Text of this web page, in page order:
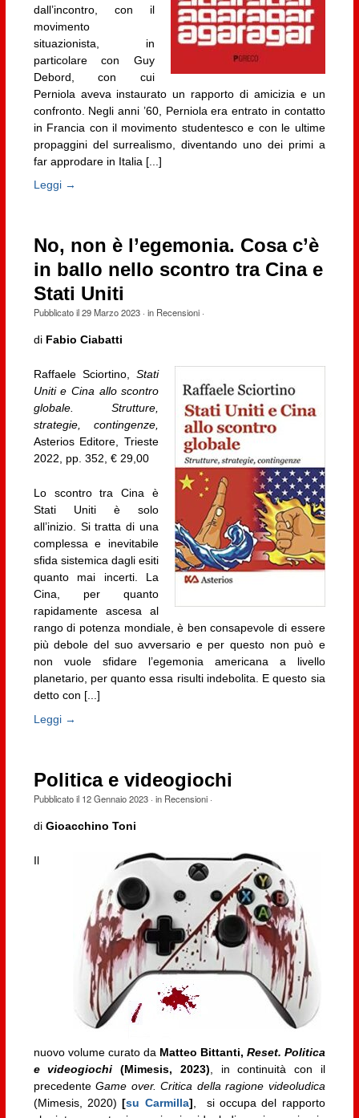
dall’incontro, con il
movimento
situazionista, in
particolare con Guy
Debord, con cui
Perniola aveva instaurato un rapporto di amicizia e un
confronto. Negli anni ’60, Perniola era entrato in contatto
in Francia con il movimento studentesco e con le ultime
propaggini del surrealismo, diventando uno dei primi a
far approdare in Italia [...]
Leggi →
No, non è l’egemonia. Cosa c’è
in ballo nello scontro tra Cina e
Stati Uniti
Pubblicato il29 Marzo 2023· in Recensioni·
di Fabio Ciabatti
Raffaele Sciortino,Stati
Uniti e Cina allo scontro
globale. Strutture,
strategie, contingenze,
Asterios Editore, Trieste
2022, pp. 352, € 29,00
Lo scontro tra Cina è
Stati Uniti è solo
all’inizio. Si tratta di una
complessa e inevitabile
sfida sistemica dagli esiti
quanto mai incerti. La
Cina, per quanto
rapidamente ascesa al
rango di potenza mondiale, è ben consapevole di essere
più debole del suo avversario e per questo non può e
non vuole sfidare l’egemonia americana a livello
planetario, per quanto essa risulti indebolita. E questo sia
detto con [...]
Leggi →
Politica e videogiochi
Pubblicato il 12 Gennaio 2023· in Recensioni·
di Gioacchino Toni
Il
nuovo volume curato da Matteo Bittanti, Reset. Politica
e videogiochi (Mimesis, 2023) , in continuità con il
precedenteGame over. Critica della ragione videoludica
(Mimesis, 2020)[su Carmilla] , si occupa del rapporto